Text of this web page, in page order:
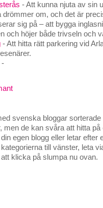
- Att kunna njuta av sin
drömmer om, och det är
sig på – att bygga
och höjer både trivseln och
- Att hitta rätt parkering vid
-
svenska bloggar sorterade
men de kan svåra att hitta
egen blogg eller letar efter
till vänster, leta
klicka på slumpa nu ovan.